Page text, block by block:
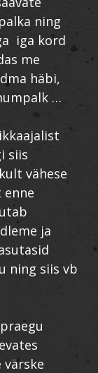
ning
iga kord
me
häbi,
…
siis
vähese
enne
ja
ning siis vb
värske